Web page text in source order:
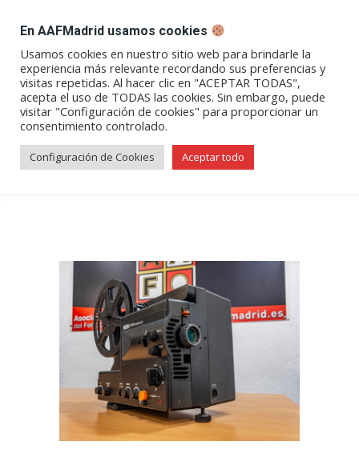
Abrir
enlace
en
una
ventana/pestaña
Abrir
enlace
en
una
ventana/pestaña
Abrir
enlace
en
una
ventana/pestaña
Abrir
enlace
en
una
Abrir
enlace
en
una
Tramo Aranjuez-Cuenca, ida y
vuelta desde la cabina de un
tren (Por Alberto Mellado)
En AAFMadrid usamos cookies
Usamos cookies en nuestro sitio web para brindarle la
experiencia más relevante recordando sus preferencias y
visitas repetidas. Al hacer clic en "ACEPTAR TODAS",
acepta el uso de TODAS las cookies. Sin embargo, puede
visitar "Configuración de cookies" para proporcionar un
consentimiento controlado.
Configuración de Cookies Aceptar todo